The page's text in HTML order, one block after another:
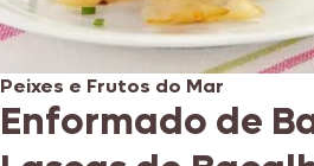
Peixes e Frutos do Mar
Enformado de